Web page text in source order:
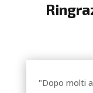
"Dopo molti